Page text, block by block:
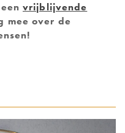
eenvrijblijvende
mee over de